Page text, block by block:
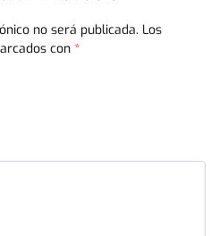
no será publicada. Los
con *